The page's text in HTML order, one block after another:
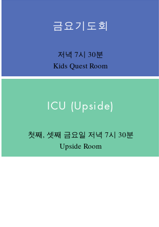
금요기도회
저녁 7시 30분
Kids Quest Room
ICU (Upside)
첫째, 셋째 금요일 저녁 7시 30분
Upside Room